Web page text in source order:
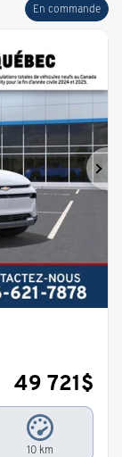
En commande
49 721$
10 km